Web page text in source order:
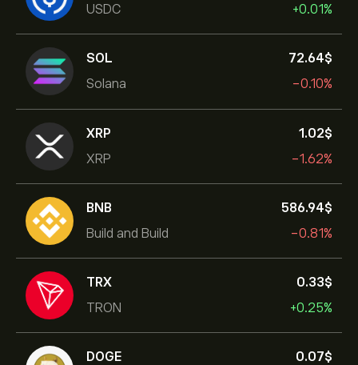
USDC
+0.01%
SOL
Solana
72.64‎$‎
-0.10%
XRP
XRP
1.02‎$‎
-1.62%
BNB
Build and Build
586.94‎$‎
-0.81%
TRX
TRON
0.33‎$‎
+0.25%
DOGE
0.07‎$‎